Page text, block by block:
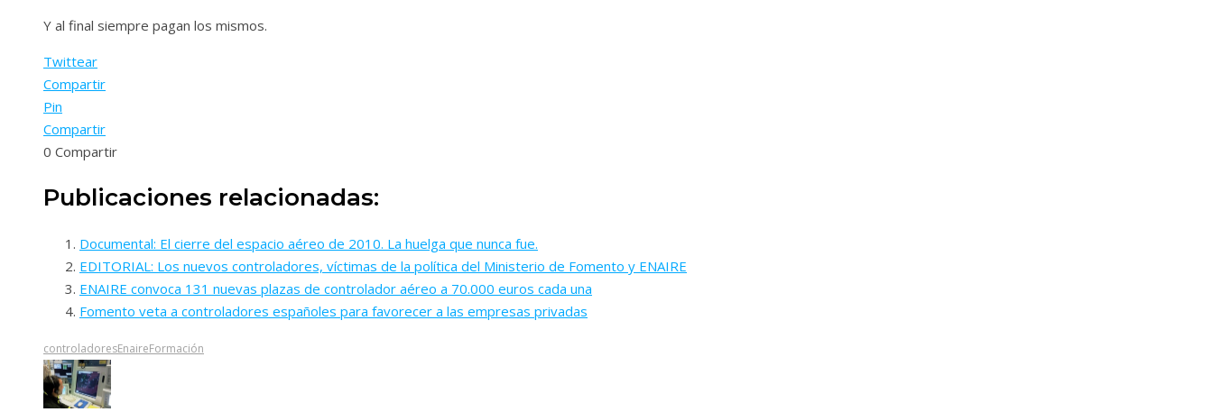
Y al final siempre pagan los mismos.
Twittear
Compartir
Pin
Compartir
0 Compartir
Publicaciones relacionadas:
Documental: El cierre del espacio aéreo de 2010. La huelga que nunca fue.
EDITORIAL: Los nuevos controladores, víctimas de la política del Ministerio de Fomento y ENAIRE
ENAIRE convoca 131 nuevas plazas de controlador aéreo a 70.000 euros cada una
Fomento veta a controladores españoles para favorecer a las empresas privadas
controladoresEnaireFormación